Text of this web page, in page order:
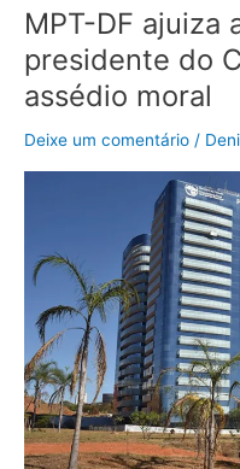
MPT-DF ajuiza
presidente do
assédio moral
Deixe um comentário /
moral